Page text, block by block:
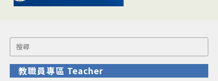
Search
for:
教職員專區 Teacher